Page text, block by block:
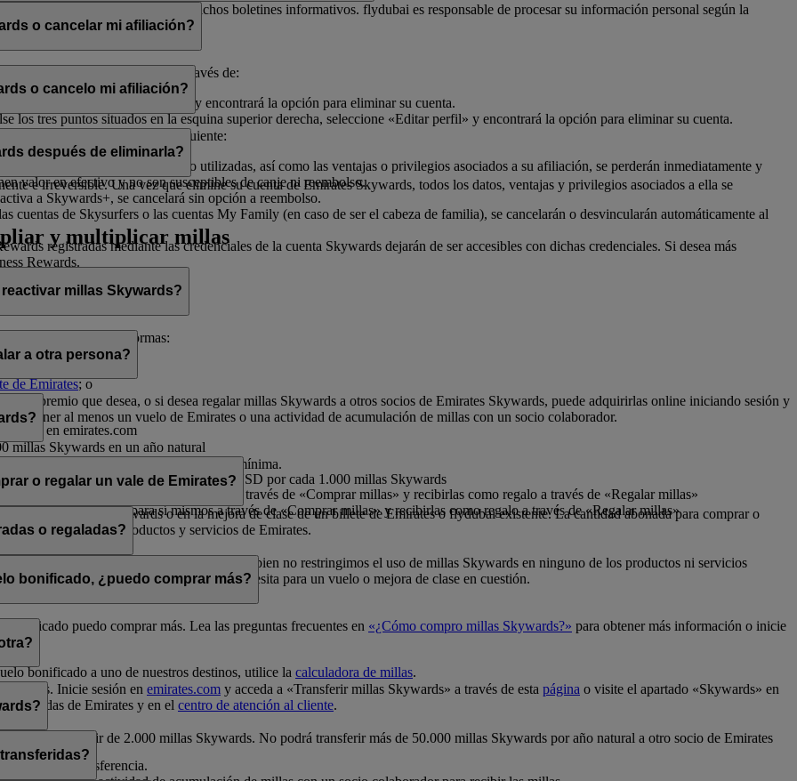
con el fin de enviarle dichos boletines informativos. flydubai es responsable de procesar su información personal según la
o cancelar mi afiliación?
en cualquier momento a través de:
» y encontrará la opción para eliminar su cuenta.
los tres puntos situados en la esquina superior derecha, seleccione «Editar perfil» y encontrará la opción para eliminar su cuenta.
o cancelo mi afiliación?
afiliación, tenga en cuenta lo siguiente:
Skywards y recompensas no utilizadas, así como las ventajas o privilegios asociados a su afiliación, se perderán inmediatamente y
valor en efectivo y no son susceptibles de canje ni reembolso.
a Skywards+, se cancelará sin opción a reembolso.
cuentas de Skysurfers o las cuentas My Family (en caso de ser el cabeza de familia), se cancelarán o desvincularán automáticamente al
registradas mediante las credenciales de la cuenta Skywards dejarán de ser accesibles con dichas credenciales. Si desea más
Rewards.
después de eliminarla?
e irreversible. Una vez que elimine su cuenta de Emirates Skywards, todos los datos, ventajas y privilegios asociados a ella se
y multiplicar millas
millas Skywards?
de las siguientes formas:
de Emirates; o
sesión en emirates.com
a otra persona?
el premio que desea, o si desea regalar millas Skywards a otros socios de Emirates Skywards, puede adquirirlas online iniciando sesión y
tener al menos un vuelo de Emirates o una actividad de acumulación de millas con un socio colaborador.
millas Skywards en un año natural
por cada transacción, a un precio de 30 USD por cada 1.000 millas Skywards
de 1.000, siendo 2.000 la cantidad mínima.
millas en un año natural para sí mismos a través de «Comprar millas» y recibirlas como regalo a través de «Regalar millas»
en un año natural para sí mismos a través de «Comprar millas» y recibirlas como regalo a través de «Regalar millas»
o regalar un vale de Emirates?
en vuelos Classic Rewards o en la mejora de clase de un billete de Emirates o flydubai existente. La cantidad abonada para comprar o
para la compra de productos y servicios de Emirates.
o regaladas?
Classic Rewards y mejoras de clase. Si bien no restringimos el uso de millas Skywards en ninguno de los productos ni servicios
de millaspara comprobar cuántas millas necesita para un vuelo o mejora de clase en cuestión.
bonificado, ¿puedo comprar más?
puedo comprar más. Lea las preguntas frecuentes en «¿Cómo compro millas Skywards?» para obtener más información o inicie
bonificado a uno de nuestros destinos, utilice la calculadora de millas.
Inicie sesión en emirates.com y acceda a «Transferir millas Skywards» a través de esta página o visite el apartado «Skywards» en
tiendas de Emirates y en el centro de atención al cliente.
a realizar la transferencia.
siempre a partir de 2.000 millas Skywards. No podrá transferir más de 50.000 millas Skywards por año natural a otro socio de Emirates